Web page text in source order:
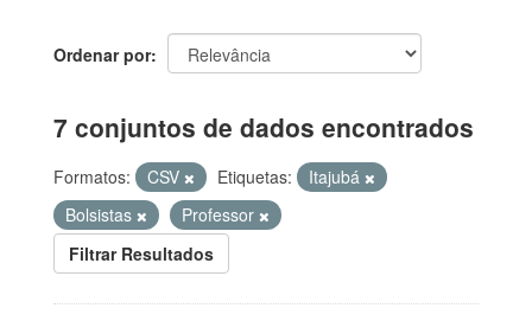
Ordenar por
7 conjuntos de dados encontrados
Formatos: CSV Etiquetas:
Itajubá
Bolsistas
Professor
Filtrar Resultados